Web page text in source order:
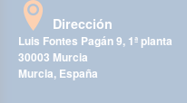
Dirección
Luis Fontes Pagán 9, 1ª planta
30003 Murcia
Murcia, España